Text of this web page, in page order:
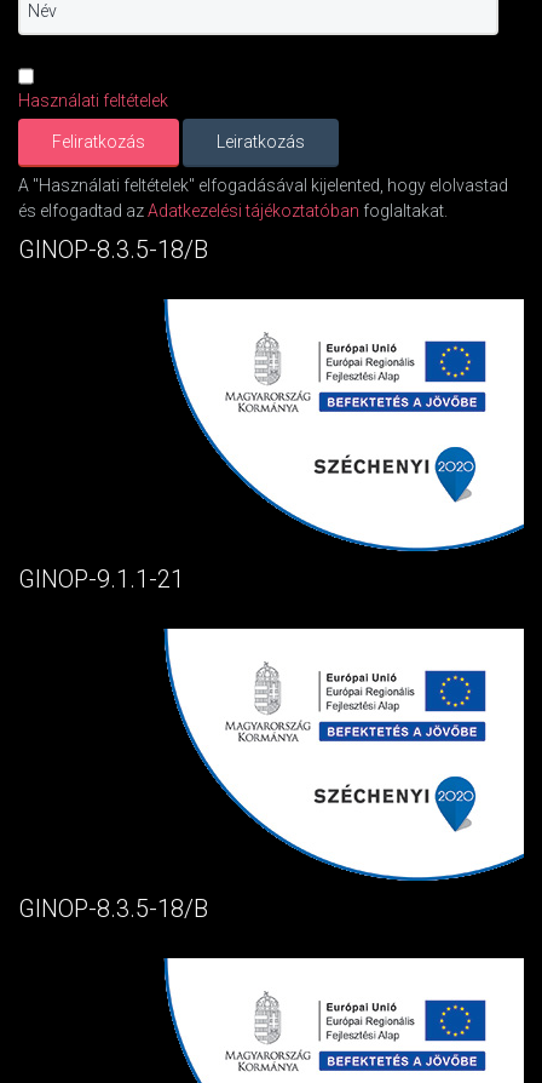
Használati feltételek
A "Használati feltételek" elfogadásával kijelented, hogy elolvastad
és elfogadtad azAdatkezelési tájékoztatóban foglaltakat.
GINOP-8.3.5-18/B
GINOP-9.1.1-21
GINOP-8.3.5-18/B